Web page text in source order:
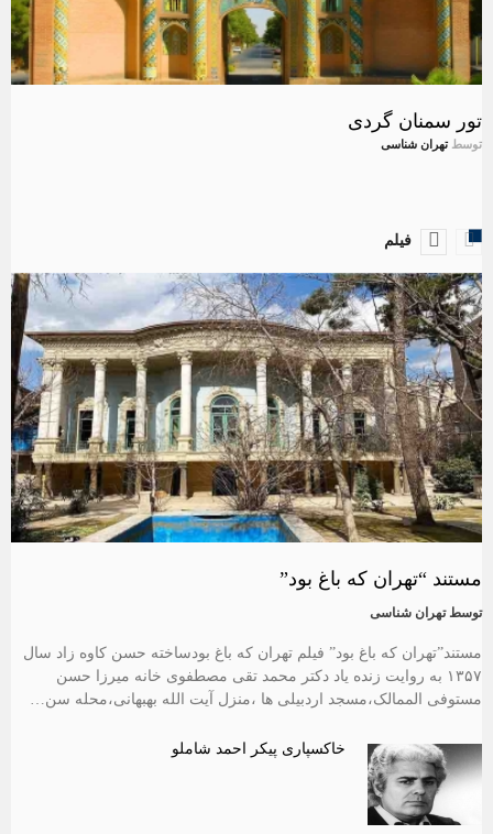
تور سمنان گردی
توسطتهران شناسی
فیلم
مستند “تهران که باغ بود”
توسطتهران شناسی
مستند”تهران که باغ بود” فیلم تهران که باغ بودساخته حسن کاوه زاد سال
۱۳۵۷ به روایت زنده یاد دکتر محمد تقی مصطفوی خانه میرزا حسن
مستوفی الممالک،مسجد اردبیلی ها ،منزل آیت الله بهبهانی،محله سن…
خاکسپاری پیکر احمد شاملو